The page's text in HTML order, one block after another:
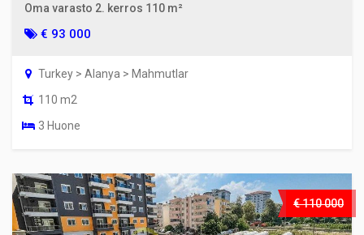
Oma varasto 2. kerros 110 m²
€ 93 000
Turkey > Alanya > Mahmutlar
110 m2
3 Huone
€ 110 000